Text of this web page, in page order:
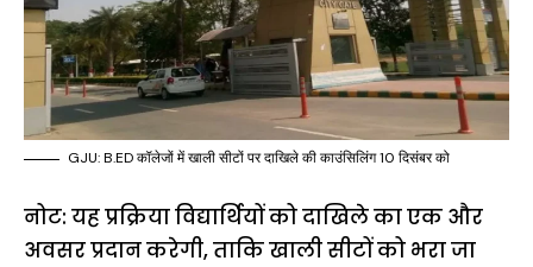
GJU: B.ED कॉलेजों में खाली सीटों पर दाखिले की काउंसिलिंग 10 दिसंबर को
नोट: यह प्रक्रिया विद्यार्थियों को दाखिले का एक और
अवसर प्रदान करेगी, ताकि खाली सीटों को भरा जा